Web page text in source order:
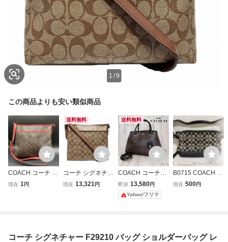
1 /9
この商品よりも安い類似商品
COACH コーチ シ
グネチャー ファイ
j
現在 1円
送料無料
コーチ シグネチャ
ー F29210 バッグ
現在 13,321円
送料無料
COACH コーチ
シグネチャー 2
WAY ハンドバッ
グ ショルダーバ
即決 13,580円
Yahoo!フリマ
B0715 COACH コ
ーチ ショルダーバ
現在 500円
コーチ シグネチャー F29210 バッグ ショルダーバッグ レ